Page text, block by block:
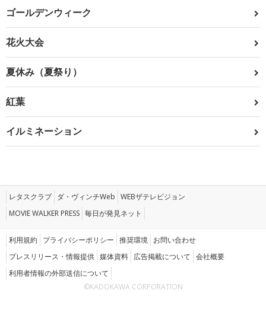
ゴールデンウィーク
花火大会
夏休み（夏祭り）
紅葉
イルミネーション
レタスクラブ ダ・ヴィンチWeb WEBザテレビジョン
MOVIE WALKER PRESS 毎日が発見ネット
利用規約 プライバシーポリシー 推奨環境 お問い合わせ
プレスリリース・情報提供 媒体資料 広告掲載について 会社概要
利用者情報の外部送信について
©KADOKAWA CORPORATION